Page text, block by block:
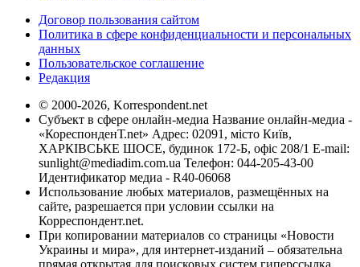
Договор пользования сайтом
Политика в сфере конфиденциальности и персональных
данных
Пользовательское соглашение
Редакция
© 2000-2026, Korrespondent.net
Субъект в сфере онлайн-медиа Название онлайн-медиа -
«КореспонденТ.net» Адрес: 02091, місто Київ,
ХАРКІВСЬКЕ ШОСЕ, будинок 172-Б, офіс 208/1 E-mail:
sunlight@mediadim.com.ua Телефон: 044-205-43-00
Идентификатор медиа - R40-06068
Использование любых материалов, размещённых на
сайте, разрешается при условии ссылки на
Корреспондент.net.
При копировании материалов со страницы «Новости
Украины и мира», для интернет-изданий – обязательна
прямая открытая для поисковых систем гиперссылка.